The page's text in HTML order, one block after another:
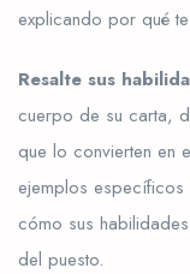
explicando por qué
Resalte sus
cuerpo de su carta,
que lo convierten en
ejemplos específicos
cómo sus
del puesto.